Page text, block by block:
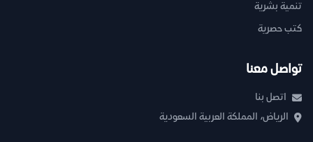
تنمية بشرية
كتب حصرية
تواصل معنا
اتصل بنا
الرياض، المملكة العربية السعودية